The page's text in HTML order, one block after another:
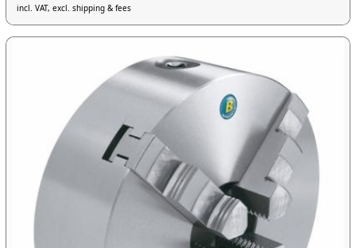
incl. VAT, excl. shipping & fees